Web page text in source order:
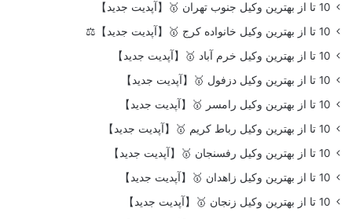
10 تا از بهترین وکیل جنوب تهران 🥇【آپدیت جدید】
10 تا از بهترین وکیل خانواده کرج 🥇【آپدیت جدید】⚖️
10 تا از بهترین وکیل خرم آباد 🥇【آپدیت جدید】
10 تا از بهترین وکیل دزفول 🥇【آپدیت جدید】
10 تا از بهترین وکیل رامسر 🥇【آپدیت جدید】
10 تا از بهترین وکیل رباط کریم 🥇【آپدیت جدید】
10 تا از بهترین وکیل رفسنجان 🥇【آپدیت جدید】
10 تا از بهترین وکیل زاهدان 🥇【آپدیت جدید】
10 تا از بهترین وکیل زنجان 🥇【آپدیت جدید】